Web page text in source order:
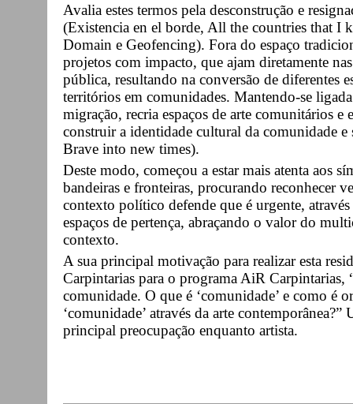
Avalia estes termos pela desconstrução e
(Existencia en el borde, All the countries that I
Domain e Geofencing). Fora do espaço
projetos com impacto, que ajam diretamente
pública, resultando na conversão de diferentes
territórios em comunidades. Mantendo-se
migração, recria espaços de arte comunitários e
construir a identidade cultural da comunidade
Brave into new times).
Deste modo, começou a estar mais atenta aos
bandeiras e fronteiras, procurando reconhecer
contexto político defende que é urgente,
espaços de pertença, abraçando o valor do
contexto.
A sua principal motivação para realizar esta
Carpintarias para o programa AiR Carpintarias,
comunidade. O que é ‘comunidade’ e como é
‘comunidade’ através da arte
principal preocupação enquanto artista.